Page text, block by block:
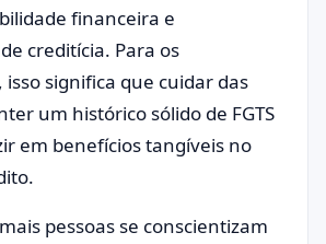
financeira e
creditícia. Para os
significa que cuidar das
um histórico sólido de FGTS
em benefícios tangíveis no
pessoas se conscientizam